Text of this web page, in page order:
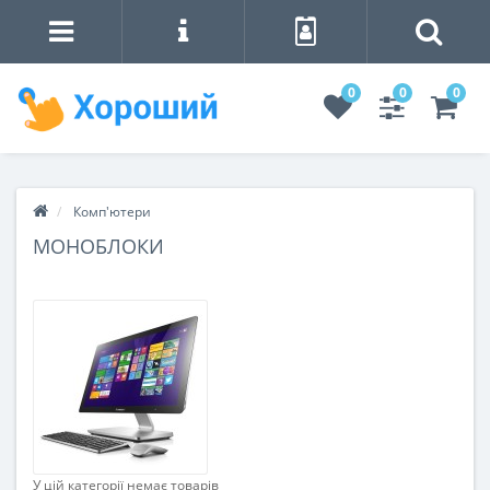
0 0 0
Комп'ютери
МОНОБЛОКИ
У цій категорії немає товарів